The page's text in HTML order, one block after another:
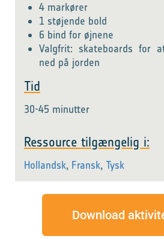
4 markører
1 støjende bold
6 bind for øjnene
Valgfrit: skateboards for
ned på jorden
Tid
30-45 minutter
Ressource tilgængelig i:
Hollandsk, Fransk, Tysk
Download